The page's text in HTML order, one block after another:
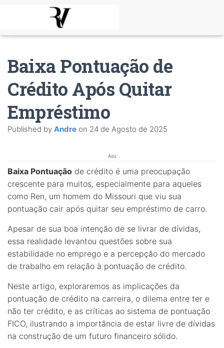
Baixa Pontuação de
Crédito Após Quitar
Empréstimo
Published by Andre on 24 de Agosto de 2025
Ads
Baixa Pontuação de crédito é uma preocupação
crescente para muitos, especialmente para aqueles
como Ren, um homem do Missouri que viu sua
pontuação cair após quitar seu empréstimo de carro.
Apesar de sua boa intenção de se livrar de dívidas,
essa realidade levantou questões sobre sua
estabilidade no emprego e a percepção do mercado
de trabalho em relação à pontuação de crédito.
Neste artigo, exploraremos as implicações da
pontuação de crédito na carreira, o dilema entre ter e
não ter crédito, e as críticas ao sistema de pontuação
FICO, ilustrando a importância de estar livre de dívidas
na construção de um futuro financeiro sólido.